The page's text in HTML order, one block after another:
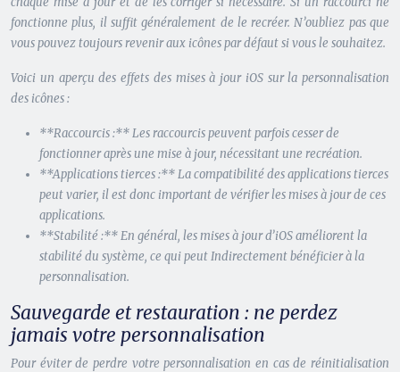
fonctionne plus, il suffit généralement de le recréer. N’oubliez pas que
vous pouvez toujours revenir aux icônes par défaut si vous le souhaitez.
Voici un aperçu des effets des mises à jour iOS sur la personnalisation
des icônes :
**Raccourcis :** Les raccourcis peuvent parfois cesser de
fonctionner après une mise à jour, nécessitant une recréation.
**Applications tierces :** La compatibilité des applications tierces
peut varier, il est donc important de vérifier les mises à jour de ces
applications.
**Stabilité :** En général, les mises à jour d’iOS améliorent la
stabilité du système, ce qui peut Indirectement bénéficier à la
personnalisation.
Sauvegarde et restauration : ne perdez
jamais votre personnalisation
Pour éviter de perdre votre personnalisation en cas de réinitialisation